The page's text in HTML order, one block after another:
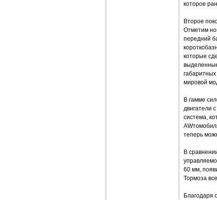
которое
Второе
Отметим
передний
которые
мировой
В гамме
двигатели
система,
теперь
В
60 мм,
Тормоза
Благодаря